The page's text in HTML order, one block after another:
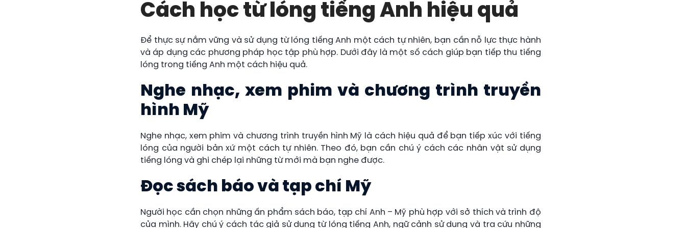
Cách học từ lóng tiếng Anh hiệu quả
Để thực sự nắm vững và sử dụng từ lóng tiếng Anh một cách tự nhiên, bạn cần nỗ lực thực hành
và áp dụng các phương pháp học tập phù hợp. Dưới đây là một số cách giúp bạn tiếp thu tiếng
lóng trong tiếng Anh một cách hiệu quả.
Nghe nhạc, xem phim và chương trình truyền
hình Mỹ
Nghe nhạc, xem phim và chương trình truyền hình Mỹ là cách hiệu quả để bạn tiếp xúc với tiếng
lóng của người bản xứ một cách tự nhiên. Theo đó, bạn cần chú ý cách các nhân vật sử dụng
tiếng lóng và ghi chép lại những từ mới mà bạn nghe được.
Đọc sách báo và tạp chí Mỹ
Người học cần chọn những ấn phẩm sách báo, tạp chí Anh – Mỹ phù hợp với sở thích và trình độ
của mình. Hãy chú ý cách tác giả sử dụng từ lóng tiếng Anh, ngữ cảnh sử dụng và tra cứu những